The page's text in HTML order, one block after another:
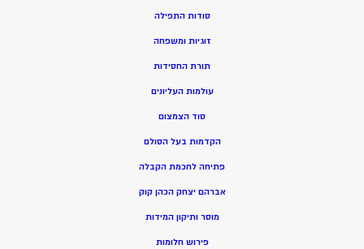
סודות התפילה
זוגיות ומשפחה
תורת החסידות
עולמות העליונים
סוד הצמצום
הקדמות בעל הסולם
פתיחה לחכמת הקבלה
אברהם יצחק הכהן קוק
מוסר ותיקון המידות
פירוש חלומות